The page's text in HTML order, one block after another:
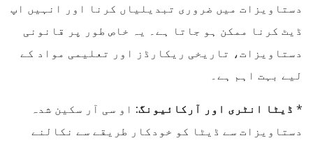
دستاویزات میں ضروری تبدیلیاں کرنا اور انہیں اپ
ڈیٹ کرنا ممکن ہو جاتا ہے۔ یہ خاص طور پر قانونی
دستاویزات، تاریخی ریکارڈز اور تعلیمی مواد کے
لیے بہت اہم ہے۔
* ڈیٹا انٹری اور آرکائیونگ: او سی آر سکین شدہ
دستاویزات سے ڈیٹا کو خودکار طریقے سے نکالنے